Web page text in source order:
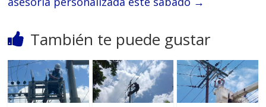
También te puede gustar